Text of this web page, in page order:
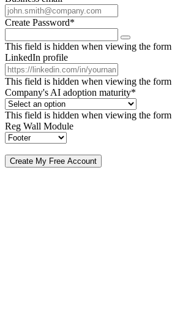
Create Password*
This field is hidden when viewing the form
LinkedIn profile
This field is hidden when viewing the form
Company's AI adoption maturity*
This field is hidden when viewing the form
Reg Wall Module